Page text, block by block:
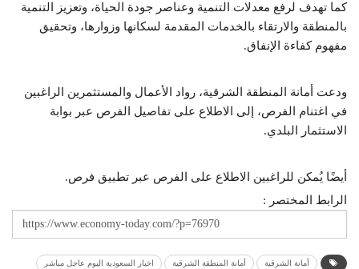
كما تهدف لرفع معدلات التنمية وعناصر جودة الحياة، وتعزيز التنمية
بالمنطقة والارتقاء بالخدمات المقدمة لسكانها وزوارها، وتحقيق
مفهوم كفاءة الإنفاق.
ودعت أمانة المنطقة الشرقية، رواد الأعمال والمستثمرين الراغبين
في اغتنام الفرص، إلى الاطلاع على تفاصيل الفرص عبر بوابة
الاستثمار البلدي.
أيضًا يُمكن للراغبين الاطلاع على الفرص عبر تطبيق فرص.
الرابط المختصر :
أمانة الشرقية أمانة المنطقة الشرقية اخبار السعودية اليوم عاجل مباشر